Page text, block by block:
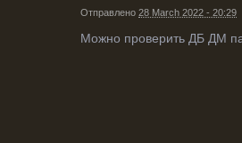
Отправлено 28 March 2022 - 20:29
Можно проверить ДБ ДМ